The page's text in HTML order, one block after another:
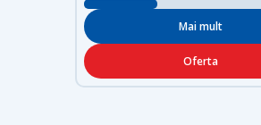
Mai mult
Oferta